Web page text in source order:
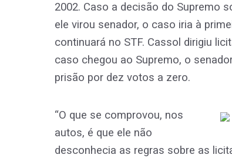
2002. Caso a decisão do Supremo
ele virou senador, o caso iria à
continuará no STF. Cassol dirigiu
caso chegou ao Supremo, o
prisão por dez votos a zero.
“O que se comprovou, nos
autos, é que ele não
desconhecia as regras sobre as